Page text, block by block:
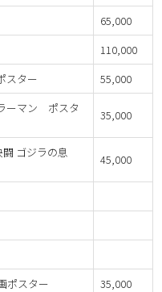
65,000
110,000
スター 55,000
ーマン ポスタ
35,000
ゴジラの息
45,000
ポスター
35,000